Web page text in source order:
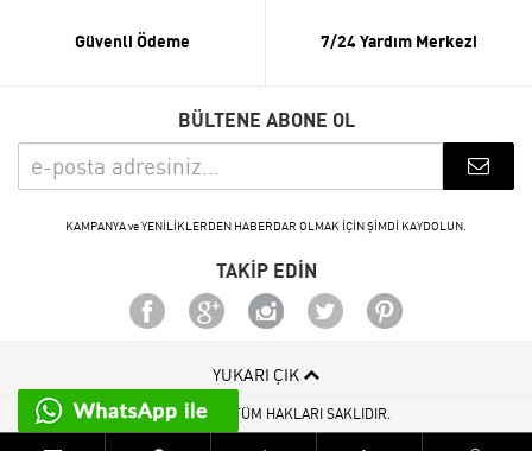
Güvenli Ödeme 7/24 Yardım Merkezi
BÜLTENE ABONE OL
KAMPANYA ve YENİLİKLERDEN HABERDAR OLMAK İÇİN ŞİMDİ KAYDOLUN.
TAKİP EDİN
YUKARI ÇIK
© 2015 - 2026 TÜM HAKLARI SAKLIDIR.